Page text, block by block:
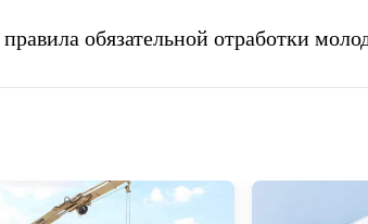
правила обязательной отработки